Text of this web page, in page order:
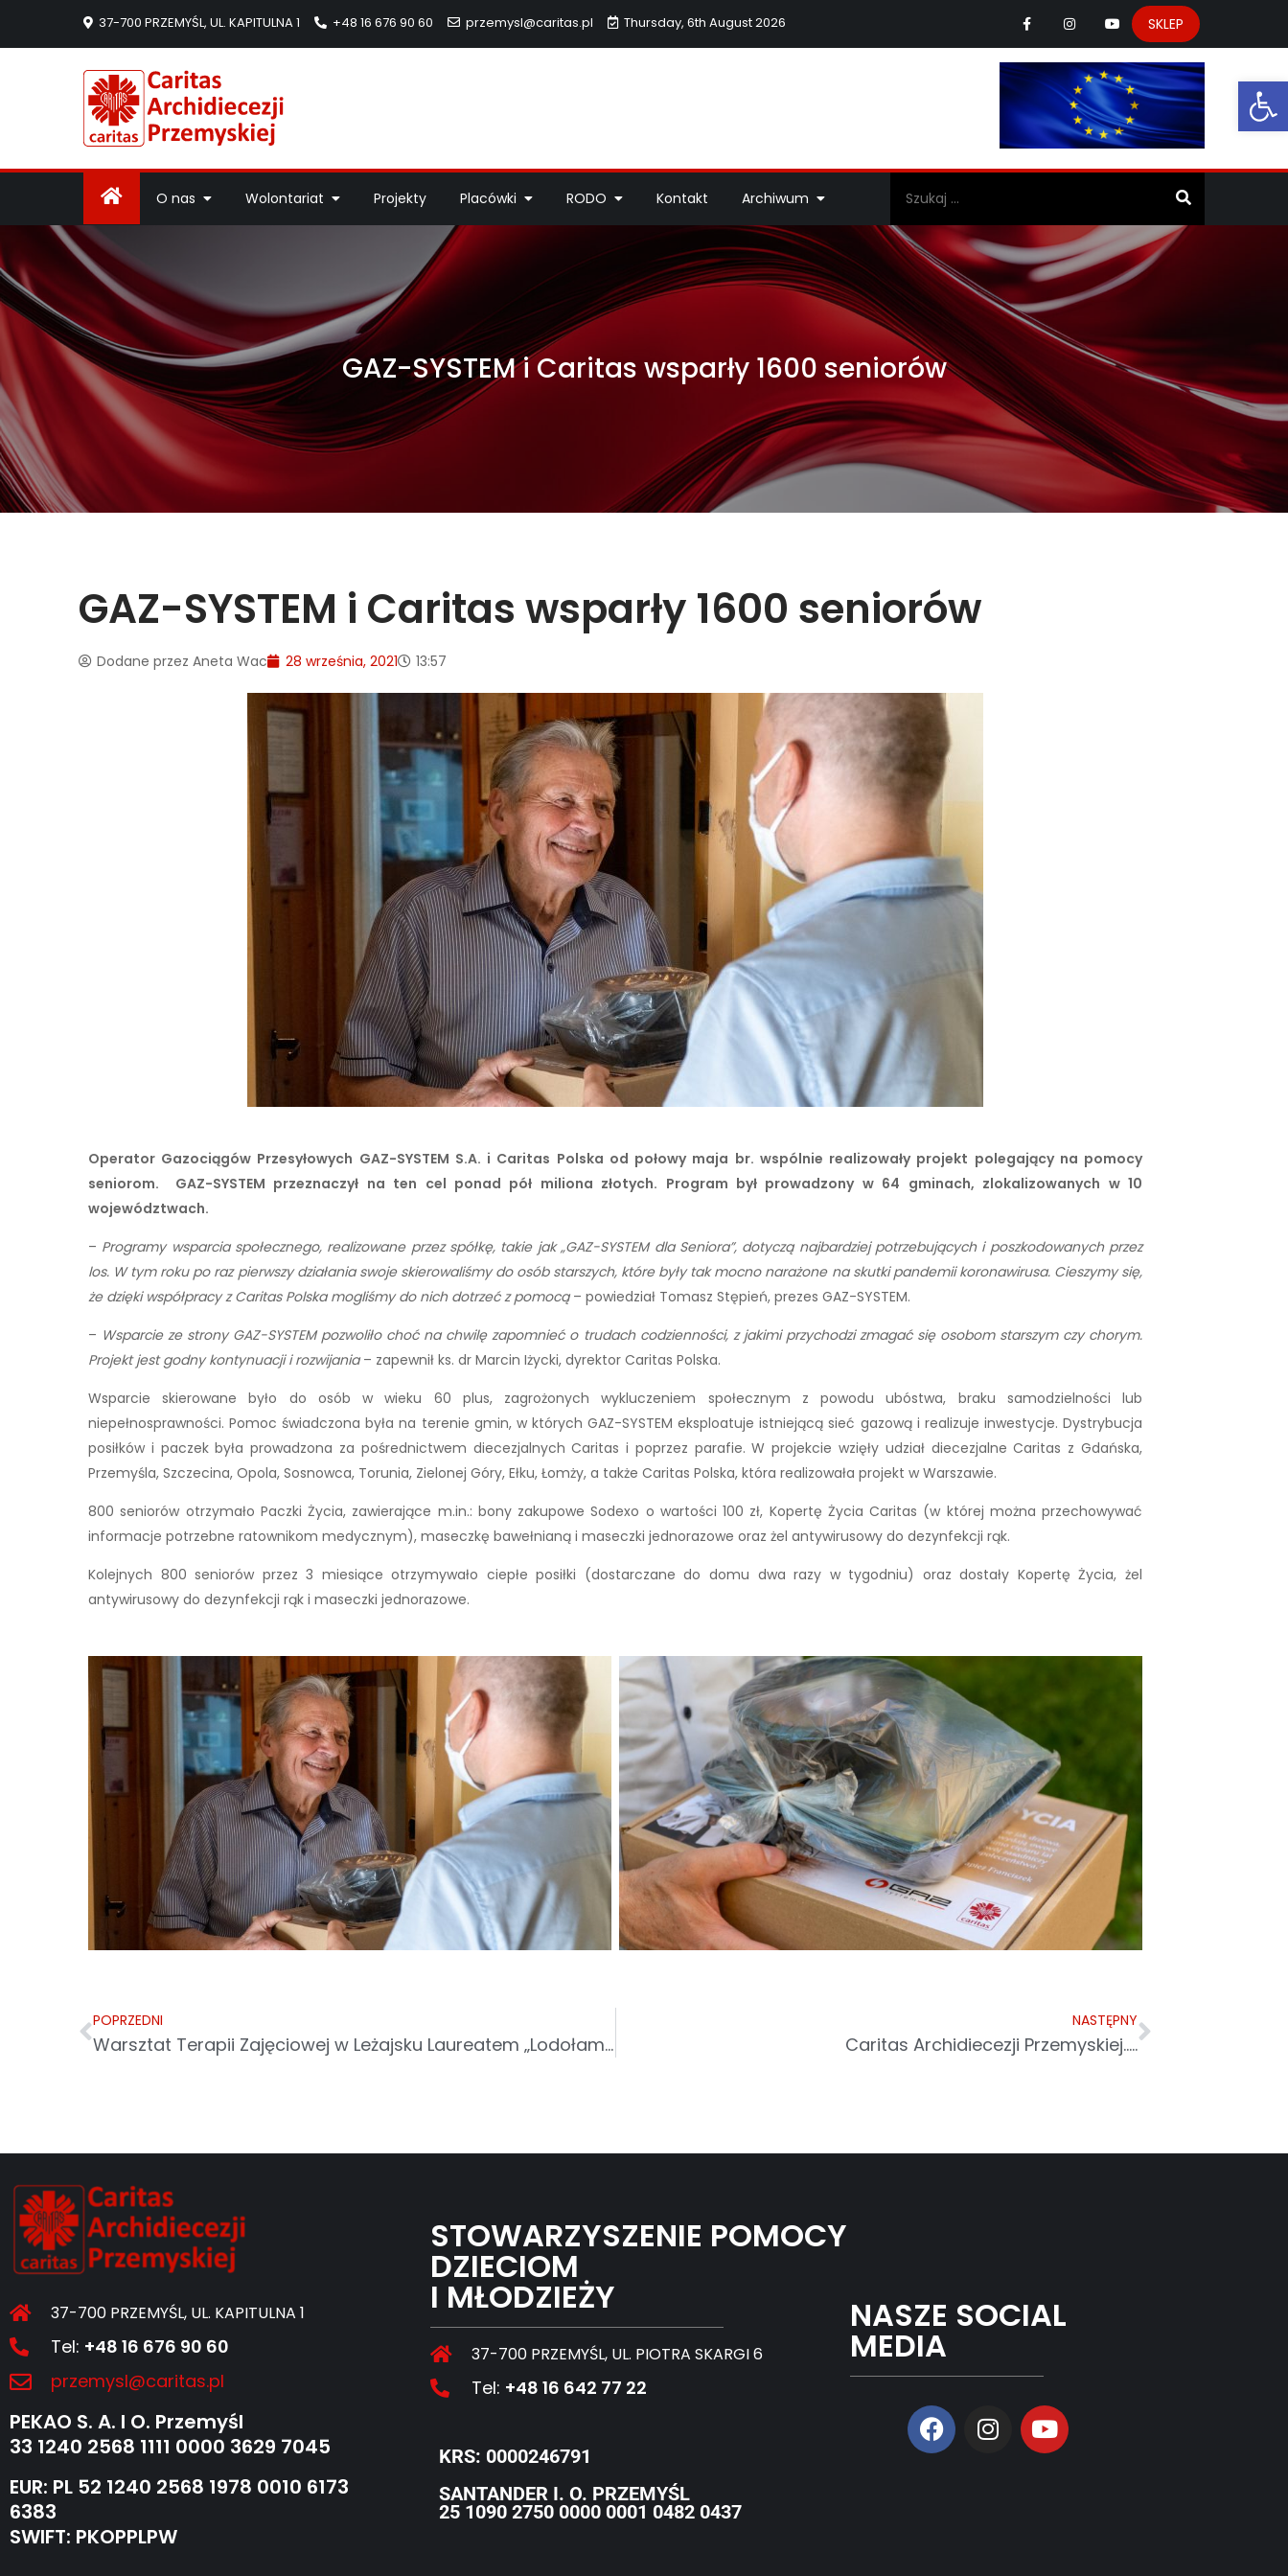
37-700 PRZEMYŚL, UL. KAPITULNA 1 +48 16 676 90 60 przemysl@caritas.pl Thursday, 6th August 2026 SKLEP
O nas Wolontariat Projekty Placówki RODO Kontakt Archiwum
GAZ-SYSTEM i Caritas wsparły 1600 seniorów
GAZ-SYSTEM i Caritas wsparły 1600 seniorów
Dodane przez Aneta Wac 28 września, 2021 13:57
Operator Gazociągów Przesyłowych GAZ-SYSTEM S.A. i Caritas Polska od połowy maja br. wspólnie realizowały projekt polegający na pomocy
seniorom. GAZ-SYSTEM przeznaczył na ten cel ponad pół miliona złotych. Program był prowadzony w 64 gminach, zlokalizowanych w 10
województwach.
– Programy wsparcia społecznego, realizowane przez spółkę, takie jak „GAZ-SYSTEM dla Seniora”, dotyczą najbardziej potrzebujących i poszkodowanych przez
los. W tym roku po raz pierwszy działania swoje skierowaliśmy do osób starszych, które były tak mocno narażone na skutki pandemii koronawirusa. Cieszymy się,
że dzięki współpracy z Caritas Polska mogliśmy do nich dotrzeć z pomocą– powiedział Tomasz Stępień, prezes GAZ-SYSTEM.
– Wsparcie ze strony GAZ-SYSTEM pozwoliło choć na chwilę zapomnieć o trudach codzienności, z jakimi przychodzi zmagać się osobom starszym czy chorym.
Projekt jest godny kontynuacji i rozwijania– zapewnił ks. dr Marcin Iżycki, dyrektor Caritas Polska.
Wsparcie skierowane było do osób w wieku 60 plus, zagrożonych wykluczeniem społecznym z powodu ubóstwa, braku samodzielności lub
niepełnosprawności. Pomoc świadczona była na terenie gmin, w których GAZ-SYSTEM eksploatuje istniejącą sieć gazową i realizuje inwestycje. Dystrybucja
posiłków i paczek była prowadzona za pośrednictwem diecezjalnych Caritas i poprzez parafie. W projekcie wzięły udział diecezjalne Caritas z Gdańska,
Przemyśla, Szczecina, Opola, Sosnowca, Torunia, Zielonej Góry, Ełku, Łomży, a także Caritas Polska, która realizowała projekt w Warszawie.
800 seniorów otrzymało Paczki Życia, zawierające m.in.: bony zakupowe Sodexo o wartości 100 zł, Kopertę Życia Caritas (w której można przechowywać
informacje potrzebne ratownikom medycznym), maseczkę bawełnianą i maseczki jednorazowe oraz żel antywirusowy do dezynfekcji rąk.
Kolejnych 800 seniorów przez 3 miesiące otrzymywało ciepłe posiłki (dostarczane do domu dwa razy w tygodniu) oraz dostały Kopertę Życia, żel
antywirusowy do dezynfekcji rąk i maseczki jednorazowe.
POPRZEDNI
Warsztat Terapii Zajęciowej w Leżajsku Laureatem „Lodołamacze 2021”
NASTĘPNY
Caritas Archidiecezji Przemyskiej…..
37-700 PRZEMYŚL, UL. KAPITULNA 1
Tel: +48 16 676 90 60
przemysl@caritas.pl
PEKAO S. A. I O. Przemyśl
33 1240 2568 1111 0000 3629 7045
EUR: PL 52 1240 2568 1978 0010 6173
6383
SWIFT: PKOPPLPW
STOWARZYSZENIE POMOCY
DZIECIOM
I MŁODZIEŻY
37-700 PRZEMYŚL, UL. PIOTRA SKARGI 6
Tel: +48 16 642 77 22
KRS: 0000246791
SANTANDER I. O. PRZEMYŚL
25 1090 2750 0000 0001 0482 0437
NASZE SOCIAL
MEDIA